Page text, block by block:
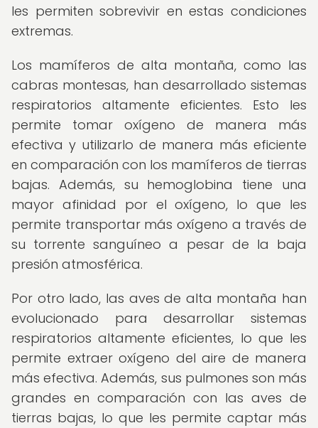
les permiten sobrevivir en estas condiciones
extremas.
Los mamíferos de alta montaña, como las
cabras montesas, han desarrollado sistemas
respiratorios altamente eficientes. Esto les
permite tomar oxígeno de manera más
efectiva y utilizarlo de manera más eficiente
en comparación con los mamíferos de tierras
bajas. Además, su hemoglobina tiene una
mayor afinidad por el oxígeno, lo que les
permite transportar más oxígeno a través de
su torrente sanguíneo a pesar de la baja
presión atmosférica.
Por otro lado, las aves de alta montaña han
evolucionado para desarrollar sistemas
respiratorios altamente eficientes, lo que les
permite extraer oxígeno del aire de manera
más efectiva. Además, sus pulmones son más
grandes en comparación con las aves de
tierras bajas, lo que les permite captar más